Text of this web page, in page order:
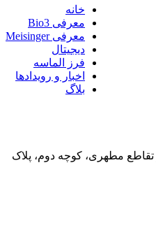
خانه
معرفی Bio3
معرفی Meisinger
دیجیتال
فرز الماسه
اخبار و رویدادها
بلاگ
تقاطع مطهری، کوچه دوم، پلاک